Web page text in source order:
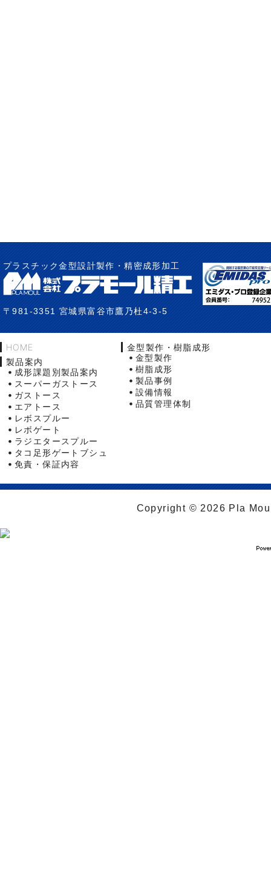
プラスチック金型設計製作・精密成形加工
〒981-3351 宮城県富谷市鷹乃杜4-3-5
HOME
製品案内
成形課題別製品案内
スーパーガストース
ガストース
エアトース
レボスプルー
レボゲート
ラジエタースプルー
タコ足形ゲートブシュ
免責・保証内容
金型製作・樹脂成形
金型製作
樹脂成形
製品事例
設備情報
品質管理体制
Copyright © 2026 Pla